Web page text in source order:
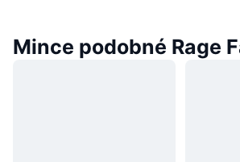
Mince podobné Rage